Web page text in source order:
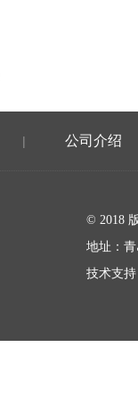
| 公司介绍
© 2018
地址：
技术支